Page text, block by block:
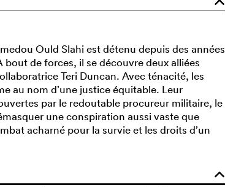
Ould Slahi est détenu depuis des années
de forces, il se découvre deux alliées
Teri Duncan. Avec ténacité, les
au nom d’une justice équitable. Leur
par le redoutable procureur militaire, le
une conspiration aussi vaste que
acharné pour la survie et les droits d’un
o